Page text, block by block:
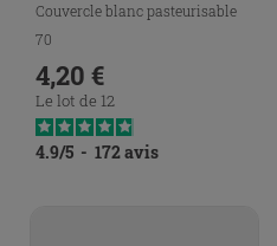
Couvercle blanc pasteurisable
70
Prix
4,20 €
Le lot de 12
4.9/5 - 172avis